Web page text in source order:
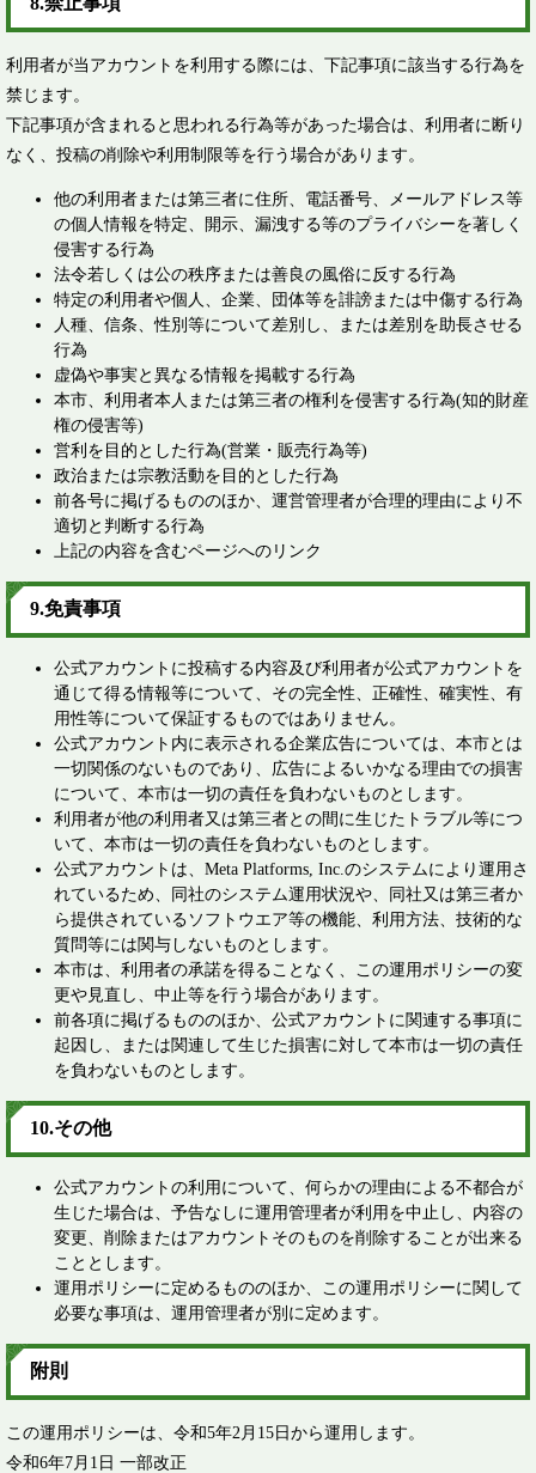
利用者が当アカウントを利用する際には、下記事項に該当する行為を
禁じます。
下記事項が含まれると思われる行為等があった場合は、利用者に断り
なく、投稿の削除や利用制限等を行う場合があります。
他の利用者または第三者に住所、電話番号、メールアドレス等
の個人情報を特定、開示、漏洩する等のプライバシーを著しく
侵害する行為
法令若しくは公の秩序または善良の風俗に反する行為
特定の利用者や個人、企業、団体等を誹謗または中傷する行為
人種、信条、性別等について差別し、または差別を助長させる
行為
虚偽や事実と異なる情報を掲載する行為
本市、利用者本人または第三者の権利を侵害する行為(知的財産
権の侵害等)
営利を目的とした行為(営業・販売行為等)
政治または宗教活動を目的とした行為
前各号に掲げるもののほか、運営管理者が合理的理由により不
適切と判断する行為
上記の内容を含むページへのリンク​
9.免責事項 ​
公式アカウントに投稿する内容及び利用者が公式アカウントを
通じて得る情報等について、その完全性、正確性、確実性、有
用性等について保証するものではありません。
公式アカウント内に表示される企業広告については、本市とは
一切関係のないものであり、広告によるいかなる理由での損害
について、本市は一切の責任を負わないものとします。
利用者が他の利用者又は第三者との間に生じたトラブル等につ
いて、本市は一切の責任を負わないものとします。
公式アカウントは、Meta Platforms, Inc.のシステムにより運用さ
れているため、同社のシステム運用状況や、同社又は第三者か
ら提供されているソフトウエア等の機能、利用方法、技術的な
質問等には関与しないものとします。
本市は、利用者の承諾を得ることなく、この運用ポリシーの変
更や見直し、中止等を行う場合があります。
前各項に掲げるもののほか、公式アカウントに関連する事項に
起因し、または関連して生じた損害に対して本市は一切の責任
を負わないものとします。
10.その他 ​
公式アカウントの利用について、何らかの理由による不都合が
生じた場合は、予告なしに運用管理者が利用を中止し、内容の
変更、削除またはアカウントそのものを削除することが出来る
こととします。
運用ポリシーに定めるもののほか、この運用ポリシーに関して
必要な事項は、運用管理者が別に定めます。
​附則​
この運用ポリシーは、令和5年2月15日から運用します。
令和6年7月1日 一部改正​